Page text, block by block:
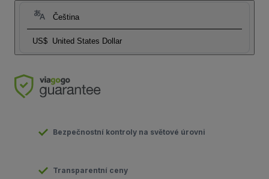
Čeština
US$ United States Dollar
Bezpečnostní kontroly na světové úrovni
Transparentní ceny